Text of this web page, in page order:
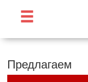
Предлагаем